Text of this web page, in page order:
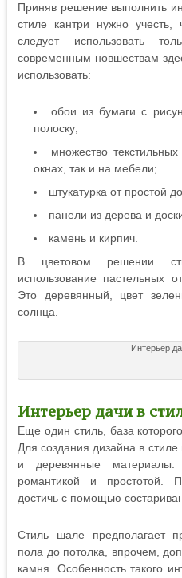
Приняв решение выполнить
стиле кантри нужно
следует использовать
современным новшествам
использовать:
обои из бумаги с
полоску;
множество
окнах, так и на мебели;
штукатурка от простой
панели из дерева и
камень и кирпич.
В цветовом решении
использование пастельных
Это деревянный, цвет
солнца.
Интерьер
Интерьер дачи в
Еще один стиль, база
Для создания дизайна в
и деревянные материалы.
романтикой и простотой.
достичь с помощью
Стиль шале предполагает
пола до потолка, впрочем,
камня. Особенность такого